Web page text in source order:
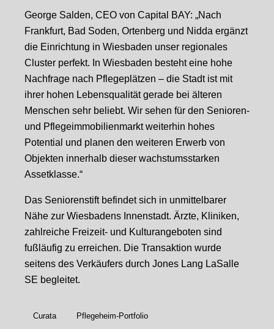
George Salden, CEO von Capital BAY: „Nach
Frankfurt, Bad Soden, Ortenberg und Nidda ergänzt
die Einrichtung in Wiesbaden unser regionales
Cluster perfekt. In Wiesbaden besteht eine hohe
Nachfrage nach Pflegeplätzen – die Stadt ist mit
ihrer hohen Lebensqualität gerade bei älteren
Menschen sehr beliebt. Wir sehen für den Senioren-
und Pflegeimmobilienmarkt weiterhin hohes
Potential und planen den weiteren Erwerb von
Objekten innerhalb dieser wachstumsstarken
Assetklasse.“
Das Seniorenstift befindet sich in unmittelbarer
Nähe zur Wiesbadens Innenstadt. Ärzte, Kliniken,
zahlreiche Freizeit- und Kulturangeboten sind
fußläufig zu erreichen. Die Transaktion wurde
seitens des Verkäufers durch Jones Lang LaSalle
SE begleitet.
Curata Pflegeheim-Portfolio